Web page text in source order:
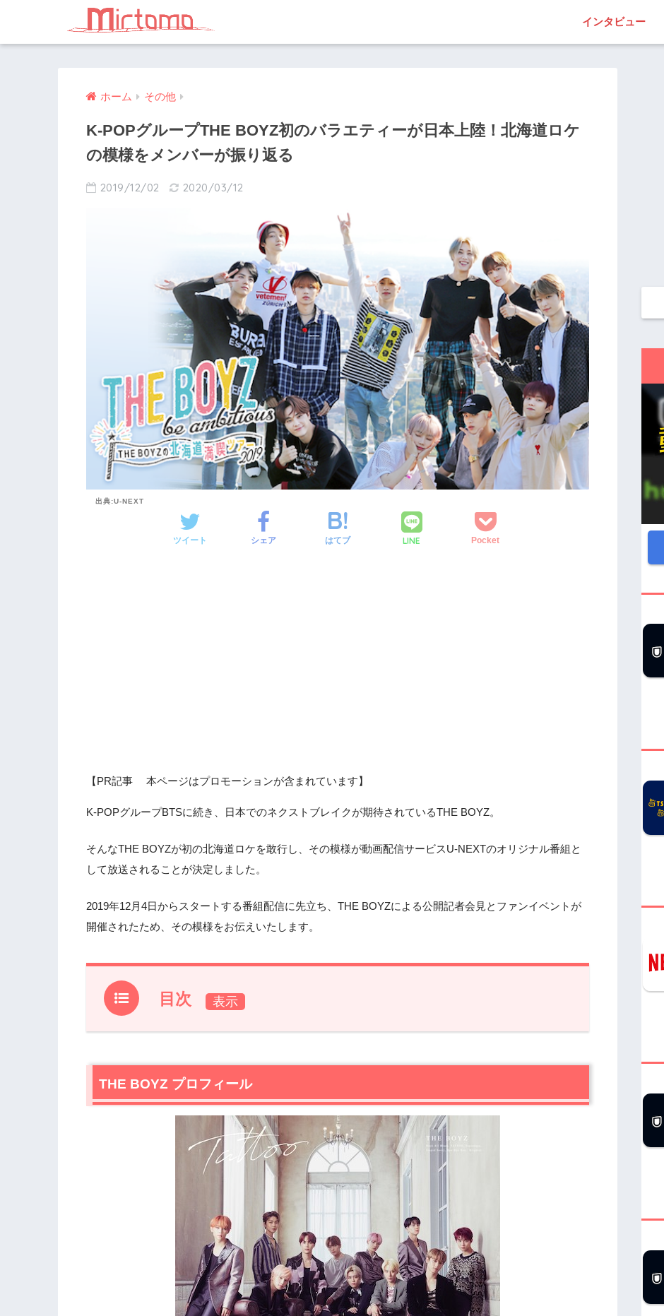
インタビュー
ホーム その他
K-POPグループTHE BOYZ初のバラエティーが日本上陸！北海道ロケ
の模様をメンバーが振り返る
2019/12/02 2020/03/12
出典:U-NEXT
ツイート シェア はてブ LINE Pocket
【PR記事 本ページはプロモーションが含まれています】
K-POPグループBTSに続き、日本でのネクストブレイクが期待されているTHE BOYZ。
そんなTHE BOYZが初の北海道ロケを敢行し、その模様が動画配信サービスU-NEXTのオリジナル番組と
して放送されることが決定しました。
2019年12月4日からスタートする番組配信に先立ち、THE BOYZによる公開記者会見とファンイベントが
開催されたため、その模様をお伝えいたします。
目次
1.THE BOYZ プロフィール
2.1『THE BOYZ be ambitious～THE BOYZの北海道満喫ツアー2019～』ってどんな番組？
2.2『THE BOYZ be ambitious～THE BOYZの北海道満喫ツアー2019～』の撮影で楽しかったこと
THE BOYZが語る『THE BOYZ be ambitious～THE BOYZの北海道満喫ツアー2019～』を見る
記者会見後のファンイベントも大盛り上がり
『THE BOYZ be ambitious～THE BOYZの北海道満喫ツアー2019～』作品情報
THE BOYZ プロフィール